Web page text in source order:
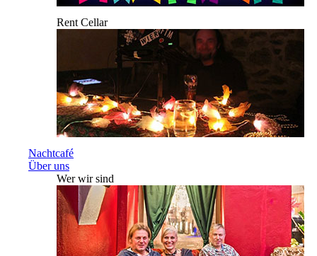
Rent Cellar
Nachtcafé
Über uns
Wer wir sind